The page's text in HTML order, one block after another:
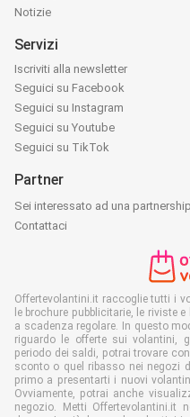
Notizie
Servizi
Iscriviti alla newsletter
Seguici su Facebook
Seguici su Instagram
Seguici su Youtube
Seguici su TikTok
Partner
Sei interessato ad una
Contattaci
Offertevolantini.it raccoglie tutti i
le brochure pubblicitarie, le riviste
a scadenza regolare. In questo
riguardo le offerte sui volantini,
periodo dei saldi, potrai trovare
sconto o quel ribasso nei negozi
primo a presentarti i nuovi
Ovviamente, potrai anche
negozio. Metti Offertevolantini.it